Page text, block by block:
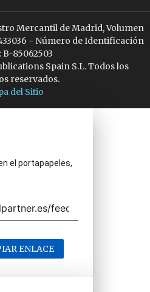
Mercantil de Madrid, Volumen
- Número de Identificación
B-85062503
Spain S.L. Todos los
reservados.
del Sitio
el portapapeles,
ENLACE